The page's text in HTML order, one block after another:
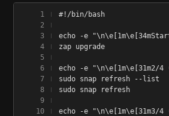
#!/bin/bash
echo -e
zap upgrade
echo -e "\n\e[1m\e[31m2/
sudo snap refresh --list
sudo snap refresh
echo -e "\n\e[1m\e[31m3/4